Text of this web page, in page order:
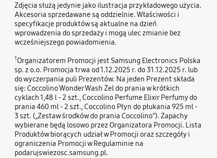
Zdjęcia służą jedynie jako ilustracja przykładowego użycia.
Akcesoria sprzedawane są oddzielnie. Właściwości i
specyfikacje produktów są aktualne na dzień
wprowadzenia do sprzedaży i mogą ulec zmianie bez
wcześniejszego powiadomienia.
1 Organizatorem Promocji jest Samsung Electronics Polska
sp. z o.o. Promocja trwa od 1.12.2025 r. do 31.12.2025 r. lub
do wyczerpania puli Prezentów. Na jeden Prezent składa
się: Coccolino Wonder Wash Żel do prania w krótkich
cyklach 1,48 l - 2 szt., Coccolino Perfume Elixir Perfumy do
prania 460 ml - 2 szt., Coccolino Płyn do płukania 925 ml -
3 szt. („Zestaw środków do prania Coccolino”). Zapachy
wybierane będą losowo przez Organizatora Promocji. Lista
Produktów biorących udział w Promocji oraz szczegóły i
ograniczenia Promocji w Regulaminie na
podarujswiezosc.samsung.pl.